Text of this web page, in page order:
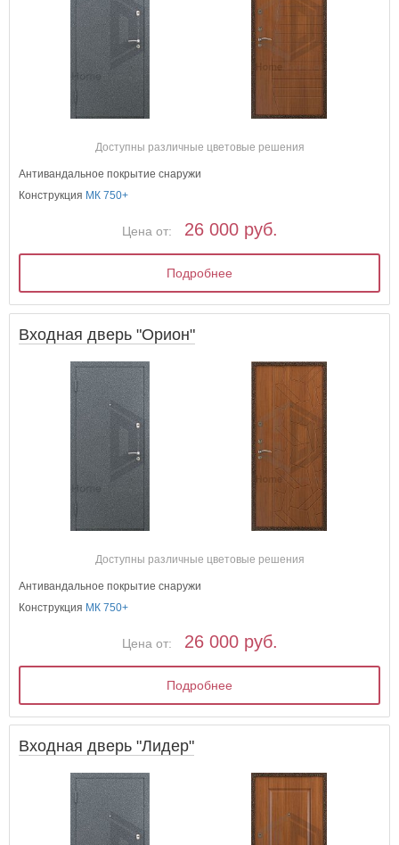
Доступны различные цветовые решения
Антивандальное покрытие снаружи
Конструкция МК 750+
Цена от: 26 000 руб.
Подробнее
Входная дверь "Орион"
Доступны различные цветовые решения
Антивандальное покрытие снаружи
Конструкция МК 750+
Цена от: 26 000 руб.
Подробнее
Входная дверь "Лидер"